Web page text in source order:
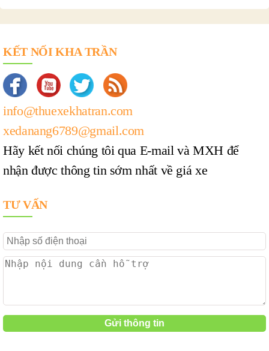
KẾT NỐI KHA TRẦN
info@thuexekhatran.com
xedanang6789@gmail.com
Hãy kết nối chúng tôi qua E-mail và MXH để
nhận được thông tin sớm nhất về giá xe
TƯ VẤN